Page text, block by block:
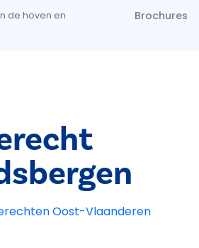
gaan
de hoven en
Brochures
Oost-Vlaanderen